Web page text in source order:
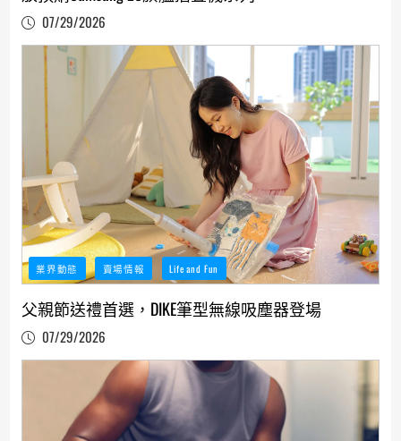
07/29/2026
業界動態 賣場情報 Life and Fun
父親節送禮首選，DIKE筆型無線吸塵器登場
07/29/2026